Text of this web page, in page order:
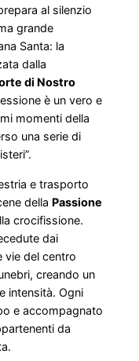
al silenzio
grande
Santa: la
dalla
di Nostro
è un vero e
momenti della
una serie di
e trasporto
della Passione
crocifissione.
dai
vie del centro
creando un
intensità. Ogni
e accompagnato
da